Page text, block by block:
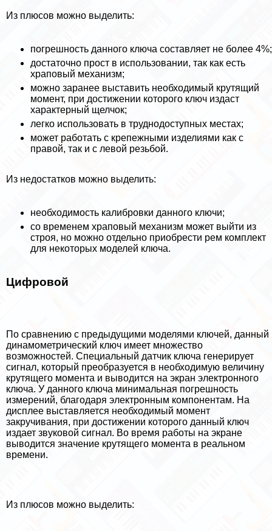
Из плюсов можно выделить:
погрешность данного ключа составляет не более 4%;
достаточно прост в использовании, так как есть
храповый механизм;
можно заранее выставить необходимый крутящий
момент, при достижении которого ключ издаст
хаpaктерный щелчок;
легко использовать в труднодоступных местах;
может работать с крепежными изделиями как с
правой, так и с левой резьбой.
Из недостатков можно выделить:
необходимость калибровки данного ключи;
со временем храповый механизм может выйти из
строя, но можно отдельно приобрести рем комплект
для некоторых моделей ключа.
Цифровой
По сравнению с предыдущими моделями ключей, данный
динамометрический ключ имеет множество
возможностей. Специальный датчик ключа генерирует
сигнал, который преобразуется в необходимую величину
крутящего момента и выводится на экран электронного
ключа. У данного ключа минимальная погрешность
измерений, благодаря электронным компонентам. На
дисплее выставляется необходимый момент
закручивания, при достижении которого данный ключ
издает звуковой сигнал. Во время работы на экране
выводится значение крутящего момента в реальном
времени.
Из плюсов можно выделить: